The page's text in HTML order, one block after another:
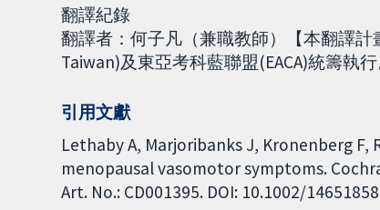
翻譯紀錄
翻譯者：何子凡（兼職教師）【本翻譯
Taiwan)及東亞考科藍聯盟(EACA)統籌執
引用文獻
Lethaby A, Marjoribanks J, Kronenberg
menopausal vasomotor symptoms.
Art. No.: CD001395. DOI: 10.1002/